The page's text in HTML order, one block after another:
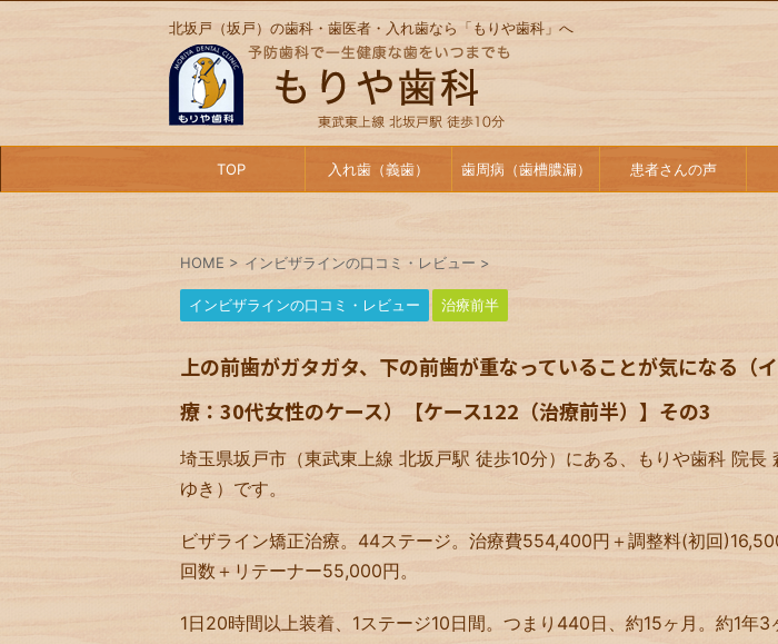
北坂戸（坂戸）の歯科・歯医者・入れ歯なら「もりや歯科」へ
TOP 入れ歯（義歯） 歯周病（歯槽膿漏） 患者さんの声
HOME > インビザラインの口コミ・レビュー >
インビザラインの口コミ・レビュー 治療前半
上の前歯がガタガタ、下の前歯が重なっていることが気になる（
療：30代女性のケース）【ケース122（治療前半）】その3
埼玉県坂戸市（東武東上線 北坂戸駅 徒歩10分）にある、もりや歯科 院長
ゆき）です。
ビザライン矯正治療。44ステージ。治療費554,400円＋調整料(初回
回数＋リテーナー55,000円。
1日20時間以上装着、1ステージ10日間。つまり440日、約15ヶ月。約1年3